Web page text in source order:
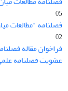
05
فصلنامه "مطالعات
02
فراخوان مقاله
عضویت فصلنامه